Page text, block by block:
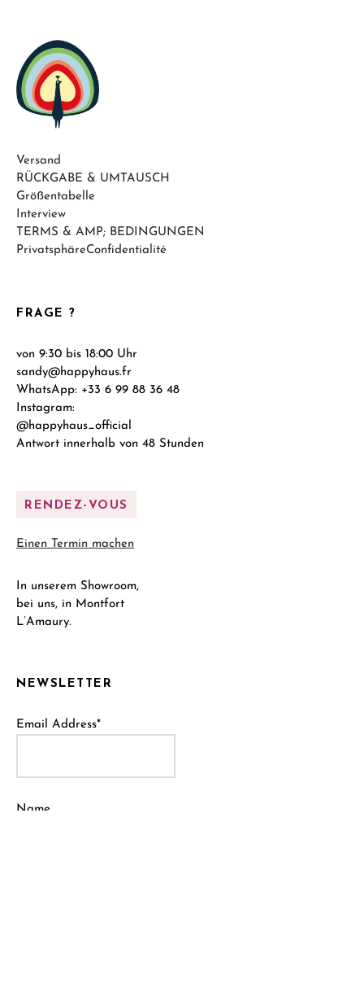
NEWSLETTER
Email Address*
Name
FRAGE ?
von 9:30 bis 18:00 Uhr
sandy@happyhaus.fr
WhatsApp: +33 6 99 88 36 48
Instagram:
@happyhaus_official
Antwort innerhalb von 48 Stunden
RENDEZ-VOUS
Einen Termin machen
In unserem Showroom,
bei uns, in Montfort
L’Amaury.
Versand
RÜCKGABE & UMTAUSCH
Größentabelle
Interview
TERMS & AMP; BEDINGUNGEN
PrivatsphäreConfidentialité